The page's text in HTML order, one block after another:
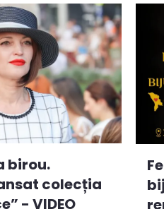
birou.
colecția
- VIDEO